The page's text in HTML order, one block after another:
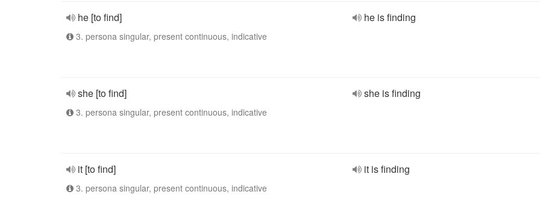
he [to find]
3. persona singular, present continuous, indicative
he is finding
she [to find]
3. persona singular, present continuous, indicative
she is finding
it [to find]
3. persona singular, present continuous, indicative
it is finding